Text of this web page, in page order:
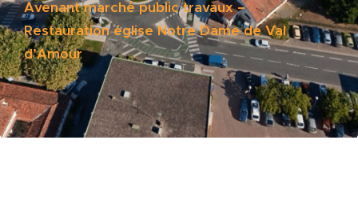
Avenant marché public travaux –
Restauration église Notre Dame de Val
d’Amour